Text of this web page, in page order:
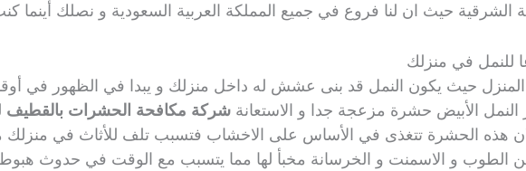
حيث ان لنا فروع في جميع المملكة العربية السعودية و نصلك أينما
للنمل في منزلك
المنزل حيث يكون النمل قد بنى عشش له داخل منزلك و يبدا في الظهور في
الأبيض حشرة مزعجة جدا و الاستعانةشركة مكافحة الحشرات بالقطيف
هذه الحشرة تتغذى في الأساس على الاخشاب فتسبب تلف للأثاث في منزلك
الطوب و الاسمنت و الخرسانة مخبأ لها مما يتسبب مع الوقت في حدوث